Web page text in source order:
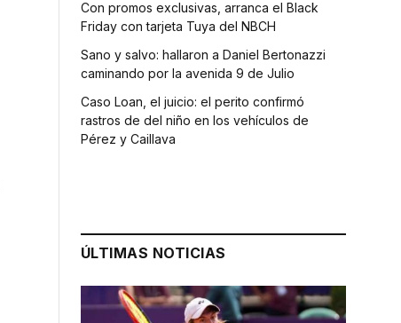
Con promos exclusivas, arranca el Black
Friday con tarjeta Tuya del NBCH
Sano y salvo: hallaron a Daniel Bertonazzi
caminando por la avenida 9 de Julio
Caso Loan, el juicio: el perito confirmó
rastros de del niño en los vehículos de
Pérez y Caillava
ÚLTIMAS NOTICIAS